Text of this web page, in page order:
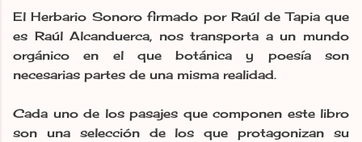
El Herbario Sonoro firmado por Raúl de Tapia que
es Raúl Alcanduerca, nos transporta a un mundo
orgánico en el que botánica y poesía son
necesarias partes de una misma realidad.
Cada uno de los pasajes que componen este libro
son una selección de los que protagonizan su